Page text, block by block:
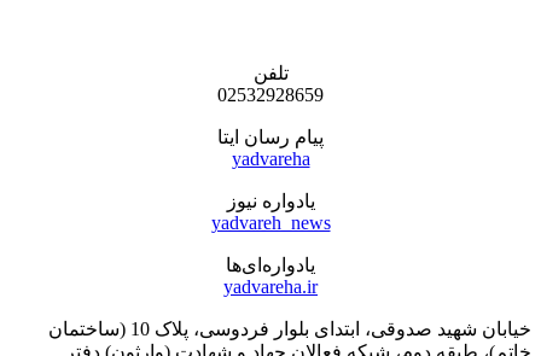
تلفن
02532928659
پیام رسان ایتا
yadvareha
یادواره نیوز
yadvareh_news
یادواره‌ای‌ها
yadvareha.ir
خیابان شهید صدوقی، ابتدای بلوار فردوسی، پلاک 10 (ساختمان